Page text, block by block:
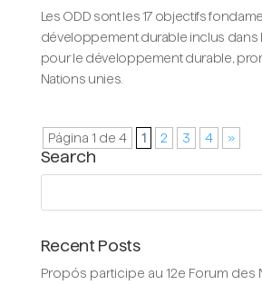
Les ODD sont les 17 objectifs
développement durable inclus dans
pour le développement durable,
Nations unies.
Página 1 de 4 1 2 3 4 »
Search
Recent Posts
Propós participe au 12e Forum des